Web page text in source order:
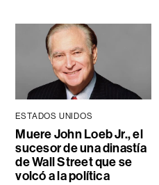
ESTADOS UNIDOS
Muere John Loeb Jr., el
sucesor de una dinastía
de Wall Street que se
volcó a la política